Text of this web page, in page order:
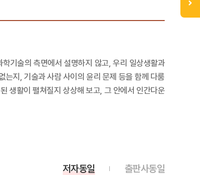
기술의 측면에서 설명하지 않고, 우리 일상생활과
는지, 기술과 사람 사이의 윤리 문제 등을 함께 다룸
생활이 펼쳐질지 상상해 보고, 그 안에서 인간다운
출판사동일
저자동일